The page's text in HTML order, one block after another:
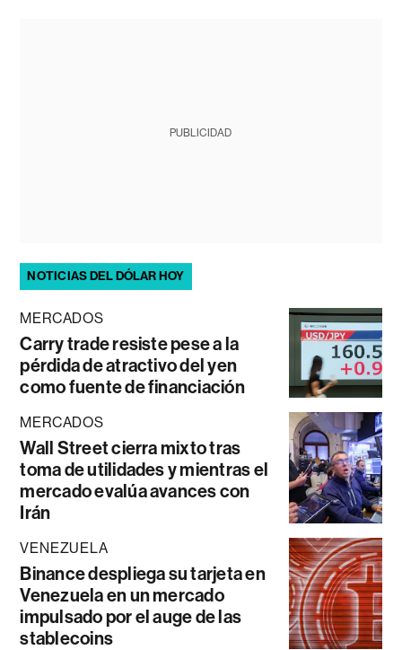
PUBLICIDAD
NOTICIAS DEL DÓLAR HOY
MERCADOS
Carry trade resiste pese a la
pérdida de atractivo del yen
como fuente de financiación
MERCADOS
Wall Street cierra mixto tras
toma de utilidades y mientras el
mercado evalúa avances con
Irán
VENEZUELA
Binance despliega su tarjeta en
Venezuela en un mercado
impulsado por el auge de las
stablecoins